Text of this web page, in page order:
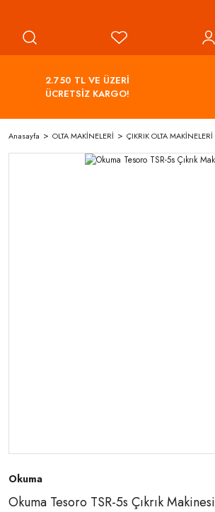
2.750 TL VE ÜZERİ
ÜCRETSİZ KARGO!
Anasayfa OLTA MAKİNELERİ ÇIKRIK OLTA MAKİNELERİ
Okuma
Okuma Tesoro TSR-5s Çıkrık Makinesi